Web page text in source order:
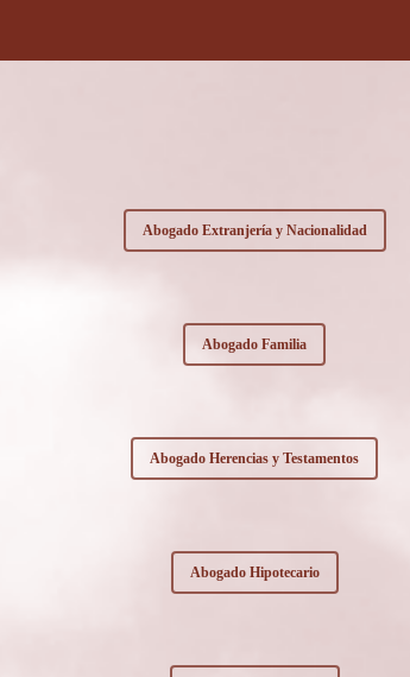
Abogado Extranjería y Nacionalidad
Abogado Familia
Abogado Herencias y Testamentos
Abogado Hipotecario